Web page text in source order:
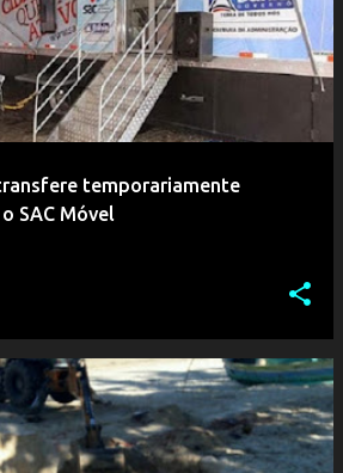
temporariamente
SAC Móvel